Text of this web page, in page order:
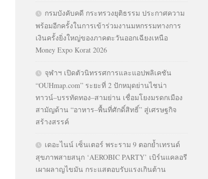
กรมบังคับคดี กระทรวงยุติธรรม ประกาศความ
พร้อมอีกครั้งในการเข้าร่วมงานมหกรรมทางการ
เงินครั้งยิ่งใหญ่ของภาคตะวันออกเฉียงเหนือ
Money Expo Korat 2026
จุฬาฯ เปิดตัวนิทรรศการและแอปพลิเคชัน
“OUHmap.com” ระยะที่ 2 ปักหมุดย่านไชน่า
ทาวน์–บรรทัดทอง–สามย่าน เชื่อมโยงมรดกเมือง
สามัญด้าน “อาหาร–พื้นที่ศักดิ์สิทธิ์” สู่เศรษฐกิจ
สร้างสรรค์
เดอะไนน์ เซ็นเตอร์ พระราม 9 ตอกย้ำเทรนด์
สุขภาพสายสนุก ‘AEROBIC PARTY’ เบิร์นแคลอรี
เผาผลาญไขมัน กระแสตอบรับแรงเกินต้าน